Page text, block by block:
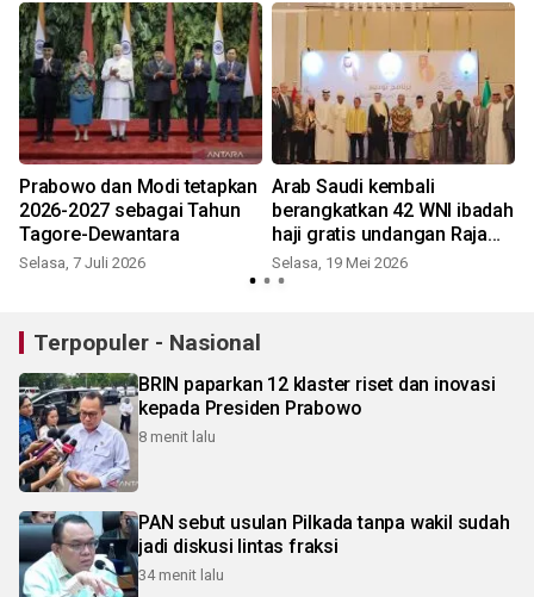
Prabowo dan Modi tetapkan
2026-2027 sebagai Tahun
Tagore-Dewantara
Selasa, 7 Juli 2026
Arab Saudi kembali
berangkatkan 42 WNI ibadah
haji gratis undangan Raja
Salman
Selasa, 19 Mei 2026
Terpopuler - Nasional
BRIN paparkan 12 klaster riset dan inovasi
kepada Presiden Prabowo
8 menit lalu
PAN sebut usulan Pilkada tanpa wakil sudah
jadi diskusi lintas fraksi
34 menit lalu